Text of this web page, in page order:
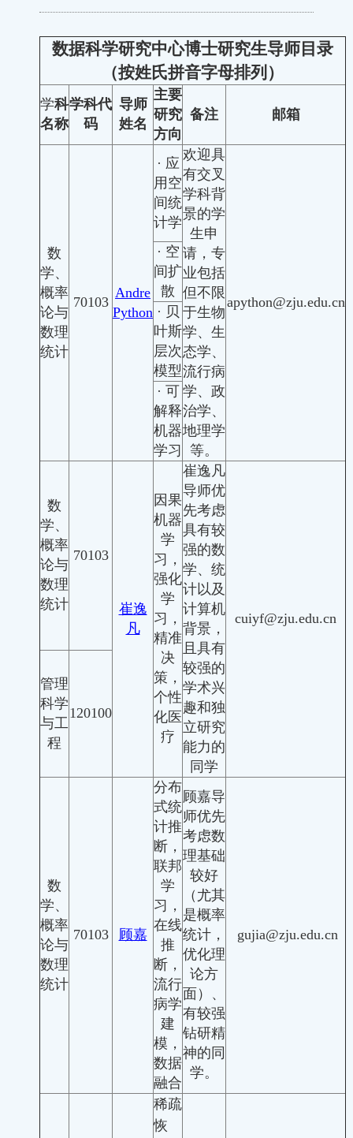
数据科学研究中心博士研究生导师目录
（按姓氏拼音字母排列）
学科
名称
学科代
码
导师
姓名
主要
研究
方向
备注 邮箱
数
学、
概率
论与
数理
统计
70103
Andre
Python
· 应
用空
间统
计学
欢迎具
有交叉
学科背
景的学
生申
请，专
业包括
但不限
于生物
学、生
态学、
流行病
学、政
治学、
地理学
等。
apython@zju.edu.cn
· 空
间扩
散
· 贝
叶斯
层次
模型
· 可
解释
机器
学习
数
学、
概率
论与
数理
统计
70103
崔逸
凡
因果
机器
学
习，
强化
学
习，
精准
决
策，
个性
化医
疗
崔逸凡
导师优
先考虑
具有较
强的数
学、统
计以及
计算机
背景，
且具有
较强的
学术兴
趣和独
立研究
能力的
同学
cuiyf@zju.edu.cn
管理
科学
与工
程
120100
数
学、
概率
论与
数理
统计
70103 顾嘉
分布
式统
计推
断，
联邦
学
习，
在线
推
断，
流行
病学
建
模，
数据
融合
顾嘉导
师优先
考虑数
理基础
较好
（尤其
是概率
统计，
优化理
论方
面）、
有较强
钻研精
神的同
学。
gujia@zju.edu.cn
稀疏
恢